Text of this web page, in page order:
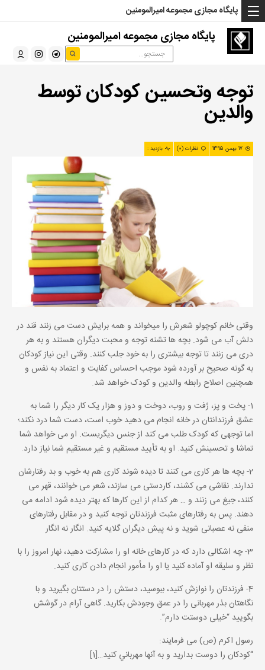
... Read more »" />
... Read more »" />... Read more »" />
پایگاه مجازی مجموعه امیرالمومنین
پایگاه مجازی مجموعه امیرالمومنین
توجه وتحسین کودکان توسط
والدین
17 بهمن 1395 نظرات (0) بازدید :
وقتی خانم کوچولو شعرش را میخواند و همه برایش دست می زنند قند در
دلش آب می شود. بچه ها تشنه توجه و محبت دیگران هستند و به هر
دری می زنند تا توجه بیشتری را به خود جلب کنند. وقتی این نیاز کودکان
به گونه صحیح بر آورده شود موجب احساس کفایت و اعتماد به نفس و
همچنین اصلاح رابطه والدین و کودک خواهد شد.
1- پخت و پز، رُفت و روب، دوخت و دوز و هزار یک کار دیگر را شما به
عشق فرزندانتان در خانه انجام می دهید خوب است، دست شما درد نکند؛
اما توجهی که کودک طلب می کند از جنس دیگریست. او می خواهد شما
تماشا و تحسینش کنید. او به تأیید مستقیم و غیر مستقیم شما نیاز دارد.
2- بچه ها هر کاری می‌ کنند تا دیده شوند کاری هم به خوب و بد رفتارشان
ندارند. نقاشی می کشند، کاردستی می سازند، شعر می خوانند، قهر می
کنند، جیغ می زنند و … هر کدام از این کارها که بهتر دیده شود ادامه می
دهند. پس به رفتارهای مثبت فرزندتان توجه کنید و در مقابل رفتارهای
منفی نه عصبانی شوید و نه پیش دیگران گلایه کنید. انگار نه انگار
3- چه اشکالی دارد که در کارهای خانه او را مشارکت دهید، نهار امروز را با
نظر و سلیقه او آماده کنید یا او را مأمور انجام دادن کاری کنید.
4- فرزندتان را نوازش کنید، ببوسید، دستش را در دستتان بگیرید و با
نگاهتان بذر مهربانی را در عمق وجودش بکارید. گاهی آرام در گوشش
بگویید “خیلی دوستت دارم”.
رسول اکرم (ص) می فرمایند:
“کودکان را دوست بداريد و به آنها مهرباني کنيد…[1]